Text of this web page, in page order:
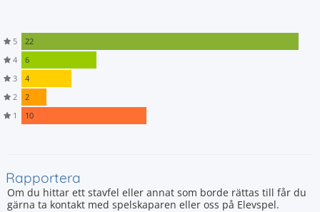
5
22
4
6
3
4
2
2
1
10
Rapportera
Om du hittar ett stavfel eller annat som borde rättas till får du
gärna ta kontakt med spelskaparen eller oss på Elevspel.